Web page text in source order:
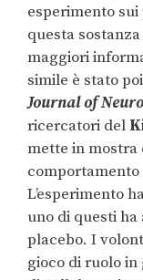
esperimento
questa
maggiori
simile è stato
Journal of
ricercatori del
mette in mostra
comportamento
L’esperimento
uno di questi ha
placebo. I
gioco di ruolo